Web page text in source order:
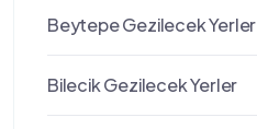
Beytepe Gezilecek Yerler
Bilecik Gezilecek Yerler